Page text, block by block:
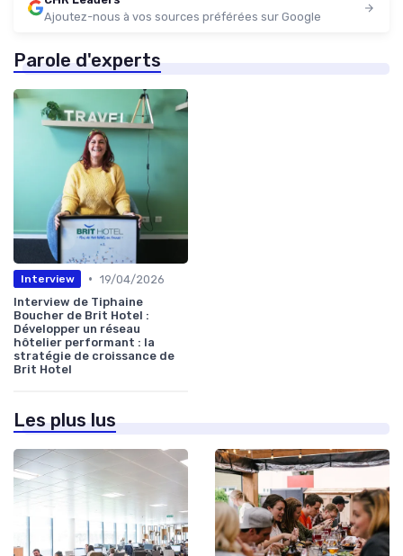
Ajoutez-nous à vos sources préférées sur Google
Parole d'experts
Interview • 19/04/2026
Interview de Tiphaine
Boucher de Brit Hotel :
Développer un réseau
hôtelier performant : la
stratégie de croissance de
Brit Hotel
Les plus lus